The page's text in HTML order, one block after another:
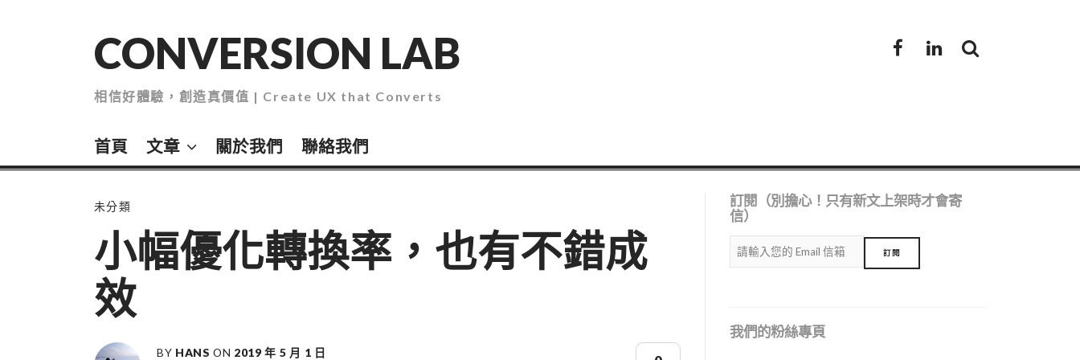
CONVERSION LAB
相信好體驗，創造真價值 | Create UX that Converts
FacebookLinkedIn
首頁 文章 關於我們 聯絡我們
未分類
小幅優化轉換率，也有不錯成
效
BY HANS ON 2019 年 5 月 1 日
訂閱（別擔心！只有新文上架時才會寄
信）
我們的粉絲專頁